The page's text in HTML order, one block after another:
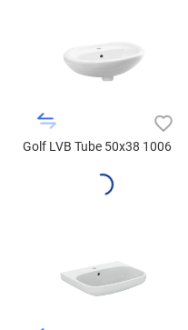
Golf LVB Tube 50x38 1006